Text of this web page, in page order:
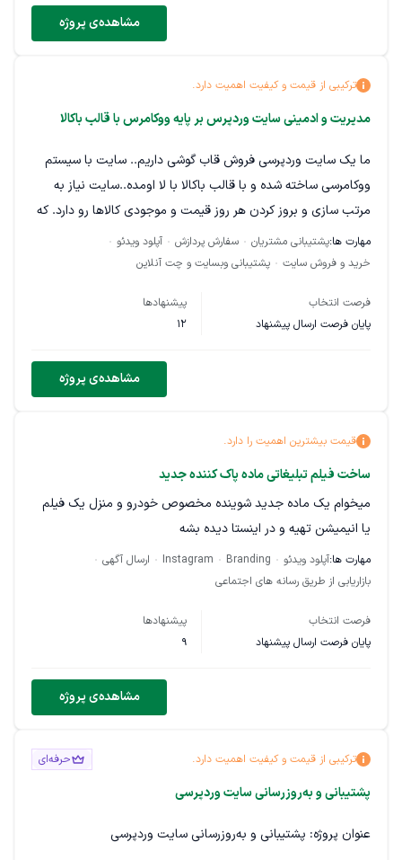
توسط انسان بازنویسی انجام شود همچنین از نظر سئو بهینه سازی
نمونه پیچ و سایت هایی که میتوانید محتوای مشابه و مدنظر
G4A4_com
مشاهده‌ی پروژه
ترکیبی از قیمت و کیفیت اهمیت دارد.
مدیریت و ادمینی سایت وردپرس بر پایه ووکامرس با قالب باکالا
ما یک سایت وردپرسی فروش قاب گوشی داریم.. سایت با سیستم
ووکامرسی ساخته شده و با قالب باکالا با لا اومده..سایت نیاز به
مرتب سازی و بروز کردن هر روز قیمت و موجودی کالاها رو دارد. که
لزوم ارتباط مستمر با فروشگاه هستش. در ضمن باید اطلاعات
سفارشات ثبت شده هم به فروشنده ارسال بشه. موارد مورد نیاز :
کییت توانایی آپلود ویدئو در آپارات و آی فریم کردن در سایت
(همیشه لازم نیست) مدیریت محتوای بلاگ سایت مدیریت
موجودی محصولات بروز کردن قیمت ها موارد روتین وردپرس هم
درخواست میکنند در حد توان رسیدگی شود.
در صورت توافق کار به صورت ماهانه بسته خواهد شد.
مهارت ها:پشتیبانی مشتریان سفارش پردازش
آپلود ویدئو
خرید و فروش سایت
پشتیبانی وبسایت و چت آنلاین
فرصت انتخاب
پایان فرصت ارسال پیشنهاد
پیشنهادها
12
مشاهده‌ی پروژه
قیمت بیشترین اهمیت را دارد.
ساخت فیلم تبلیغاتی ماده پاک کننده جدید
میخوام یک ماده جدید شوینده مخصوص خودرو و منزل یک فیلم
یا انیمیشن تهیه و در اینستا دیده بشه
مهارت ها:آپلود ویدئو Branding
Instagram
ارسال آگهی
بازاریابی از طریق رسانه های اجتماعی
فرصت انتخاب
پایان فرصت ارسال پیشنهاد
پیشنهادها
9
مشاهده‌ی پروژه
ترکیبی از قیمت و کیفیت اهمیت دارد. حرفه‌ای
پشتیبانی و به‌روزرسانی سایت وردپرسی
عنوان پروژه: پشتیبانی و به‌روزرسانی سایت وردپرسی